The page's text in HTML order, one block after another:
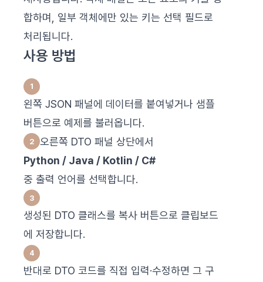
합하며, 일부 객체에만 있는 키는 선택 필드로
처리됩니다.
사용 방법
왼쪽 JSON 패널에 데이터를 붙여넣거나 샘플
버튼으로 예제를 불러옵니다.
오른쪽 DTO 패널 상단에서
Python / Java / Kotlin / C#
중 출력 언어를 선택합니다.
생성된 DTO 클래스를 복사 버튼으로 클립보드
에 저장합니다.
반대로 DTO 코드를 직접 입력·수정하면 그 구